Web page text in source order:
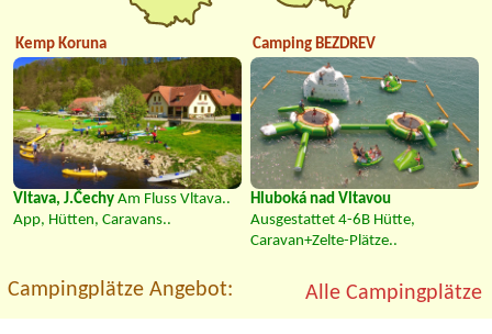
Kemp Koruna
Vltava, J.Čechy Am Fluss Vltava..
App, Hütten, Caravans..
Camping BEZDREV
Hluboká nad Vltavou
Ausgestattet 4-6B Hütte,
Caravan+Zelte-Plätze..
Campingplätze Angebot: Alle Campingplätze